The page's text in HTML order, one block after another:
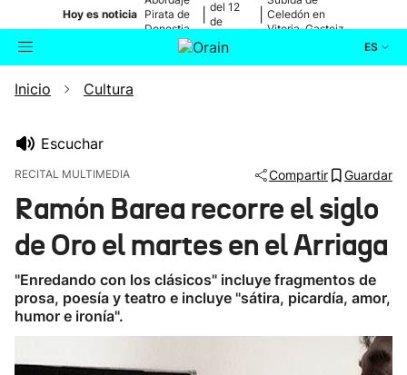
Hoy es noticia Pirata de
Donostia
del 12
de
Celedón en
Vitoria-Gasteiz
ES
Buscador
Ikusmiran
Eguraldia
Inicio Cultura
Escuchar
RECITAL MULTIMEDIA Compartir Guardar
Ramón Barea recorre el siglo
de Oro el martes en el Arriaga
"Enredando con los clásicos" incluye fragmentos de
prosa, poesía y teatro e incluye "sátira, picardía, amor,
humor e ironía".